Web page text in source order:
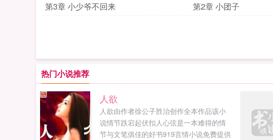
第3章 小少爷不回来 第2章 小团子
热门小说推荐
人欲
人欲由作者徐公子胜治创作全本作品该小
说情节跌宕起伏扣人心弦是一本难得的情
节与文笔俱佳的好书919言情小说免费提供